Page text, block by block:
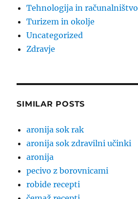
Tehnologija in računalništvo
Turizem in okolje
Uncategorized
Zdravje
SIMILAR POSTS
aronija sok rak
aronija sok zdravilni učinki
aronija
pecivo z borovnicami
robide recepti